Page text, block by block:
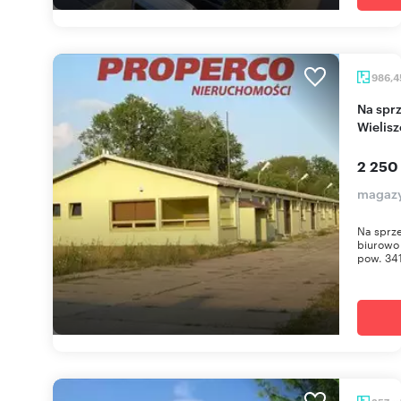
Na sprzedaż magazyn z biurami 986 m² w
2
Na
biurowo
pow.